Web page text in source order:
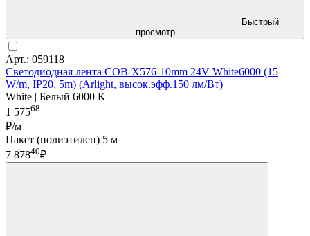
Быстрый
просмотр
Арт.: 059118
Светодиодная лента COB-X576-10mm 24V White6000 (15
W/m, IP20, 5m) (Arlight, высок.эфф.150 лм/Вт)
White | Белый 6000 K
1 57568
₽/м
Пакет (полиэтилен) 5 м
7 87840₽